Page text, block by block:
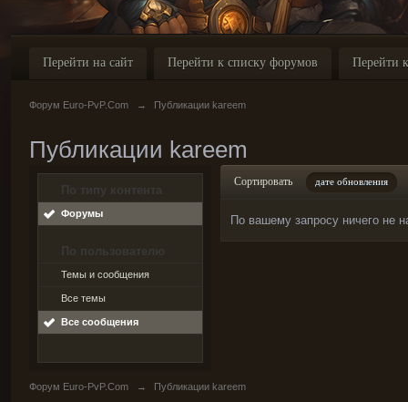
Перейти на сайт Перейти к списку форумов Перейти
Форум Euro-PvP.Com → Публикации kareem
Публикации kareem
По типу контента
Форумы
По пользователю
Темы и сообщения
Все темы
Все сообщения
Сортировать дате обновления
По вашему запросу ничего не
Форум Euro-PvP.Com → Публикации kareem